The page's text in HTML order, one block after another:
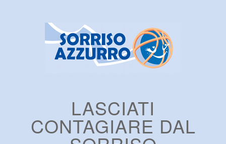
LASCIATI
CONTAGIARE DAL